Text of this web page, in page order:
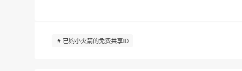
已购小火箭的免费共享ID